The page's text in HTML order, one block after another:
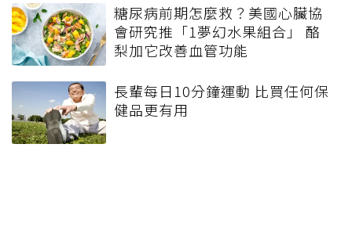
糖尿病前期怎麼救？美國心臟協
會研究推「1夢幻水果組合」 酪
梨加它改善血管功能
長輩每日10分鐘運動 比買任何保
健品更有用